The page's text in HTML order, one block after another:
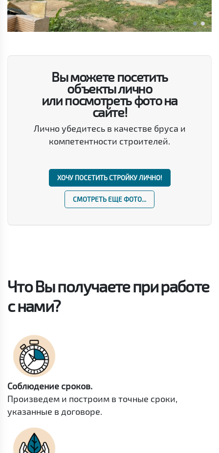
Вы можете посетить
объекты лично
или посмотреть фото на
сайте!
Лично убедитесь в качестве бруса и
компетентности строителей.
ХОЧУ ПОСЕТИТЬ СТРОЙКУ ЛИЧНО!
СМОТРЕТЬ ЕЩЕ ФОТО...
Что Вы получаете при работе
с нами?
Соблюдение сроков.
Произведем и построим в точные сроки,
указанные в договоре.